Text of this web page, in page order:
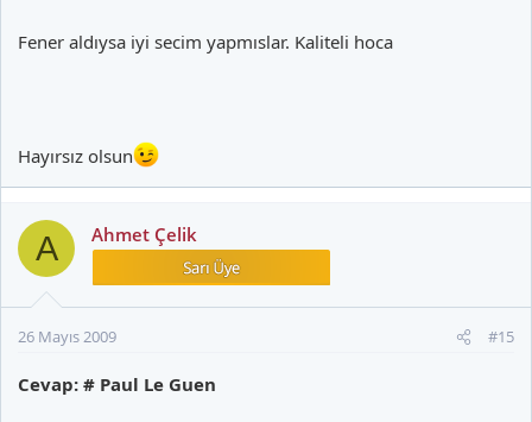
Fener aldıysa iyi secim yapmıslar. Kaliteli hoca
Hayırsız olsun
A Ahmet Çelik
26 Mayıs 2009 #15
Cevap: # Paul Le Guen